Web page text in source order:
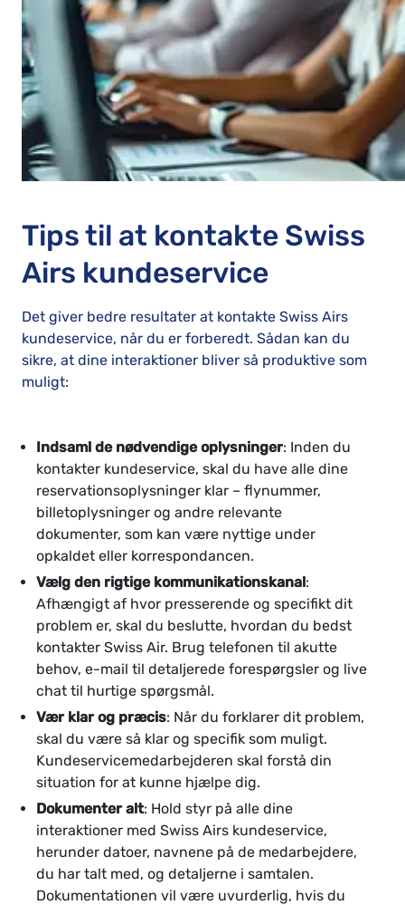
Tips til at kontakte Swiss
Airs kundeservice
Det giver bedre resultater at kontakte Swiss Airs
kundeservice, når du er forberedt. Sådan kan du
sikre, at dine interaktioner bliver så produktive som
muligt:
Indsaml de nødvendige oplysninger: Inden du
kontakter kundeservice, skal du have alle dine
reservationsoplysninger klar – flynummer,
billetoplysninger og andre relevante
dokumenter, som kan være nyttige under
opkaldet eller korrespondancen.
Vælg den rigtige kommunikationskanal:
Afhængigt af hvor presserende og specifikt dit
problem er, skal du beslutte, hvordan du bedst
kontakter Swiss Air. Brug telefonen til akutte
behov, e-mail til detaljerede forespørgsler og live
chat til hurtige spørgsmål.
Vær klar og præcis: Når du forklarer dit problem,
skal du være så klar og specifik som muligt.
Kundeservicemedarbejderen skal forstå din
situation for at kunne hjælpe dig.
Dokumenter alt: Hold styr på alle dine
interaktioner med Swiss Airs kundeservice,
herunder datoer, navnene på de medarbejdere,
du har talt med, og detaljerne i samtalen.
Dokumentationen vil være uvurderlig, hvis du